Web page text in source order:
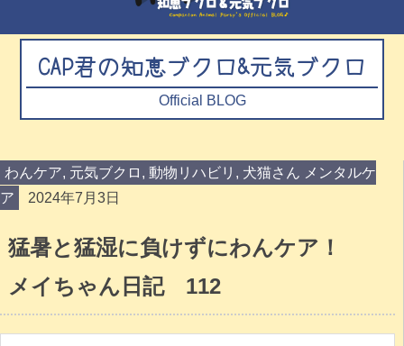
CAP君の知恵ブクロ&元気ブクロ
Official BLOG
わんケア, 元気ブクロ , 動物リハビリ , 犬猫さん メンタルケ
ア
2024年7月3日
猛暑と猛湿に負けずにわんケア！
メイちゃん日記 112